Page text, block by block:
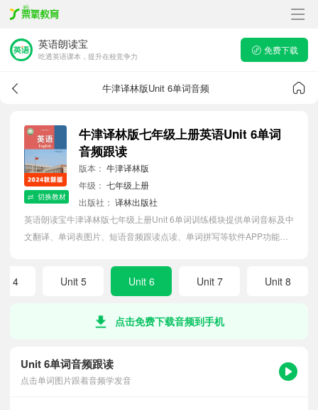
英语朗读宝
吃透英语课本，提升在校竞争力
免费下载
牛津译林版Unit 6单词音频
切换教材
牛津译林版七年级上册英语Unit 6单词
音频跟读
版本： 牛津译林版
年级： 七年级上册
出版社： 译林出版社
英语朗读宝牛津译林版七年级上册Unit 6单词训练模块提供单词音标及中
文翻译、单词表图片、短语音频跟读点读、单词拼写等软件APP功能，
4 Unit 5 Unit 6 Unit 7 Unit 8
点击免费下载音频到手机
Unit 6单词音频跟读
点击单词图片跟着音频学发音